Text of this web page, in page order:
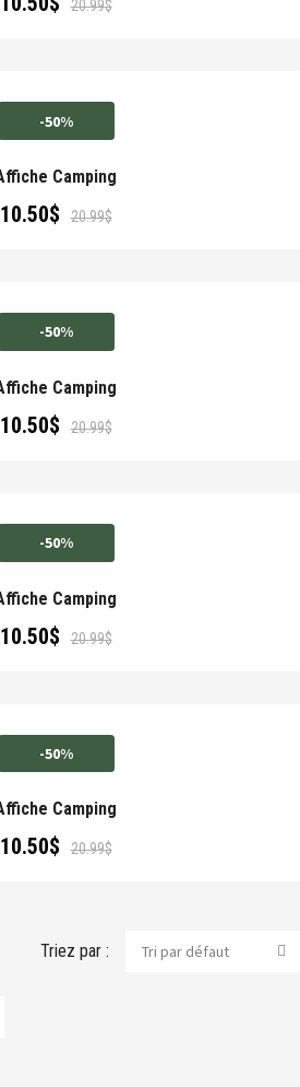
20.99$
-50%
Camping
20.99$
10.50$
-50%
Camping
20.99$
10.50$
-50%
Camping
20.99$
10.50$
-50%
Camping
20.99$
10.50$
Triez par : Tri par défaut